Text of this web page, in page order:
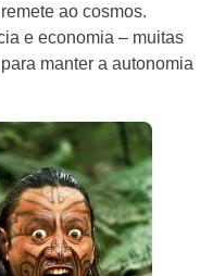
ao cosmos.
e economia – muitas
manter a autonomia